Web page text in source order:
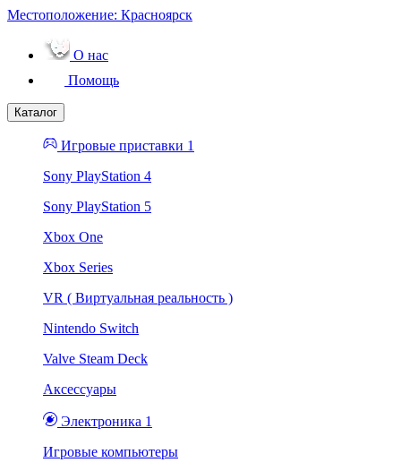
Местоположение: Красноярск
О нас
Помощь
Каталог
Игровые приставки 1
Sony PlayStation 4
Sony PlayStation 5
Xbox One
Xbox Series
VR ( Виртуальная реальность )
Nintendo Switch
Valve Steam Deck
Аксессуары
Электроника 1
Игровые компьютеры